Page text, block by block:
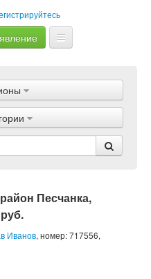
Песчанка,
Иванов, номер: 717556,